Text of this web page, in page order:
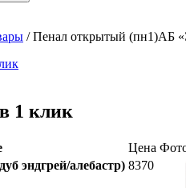
/ Пенал открытый (пн1)АБ
1 клик
Цена
эндгрей/алебастр) 8370